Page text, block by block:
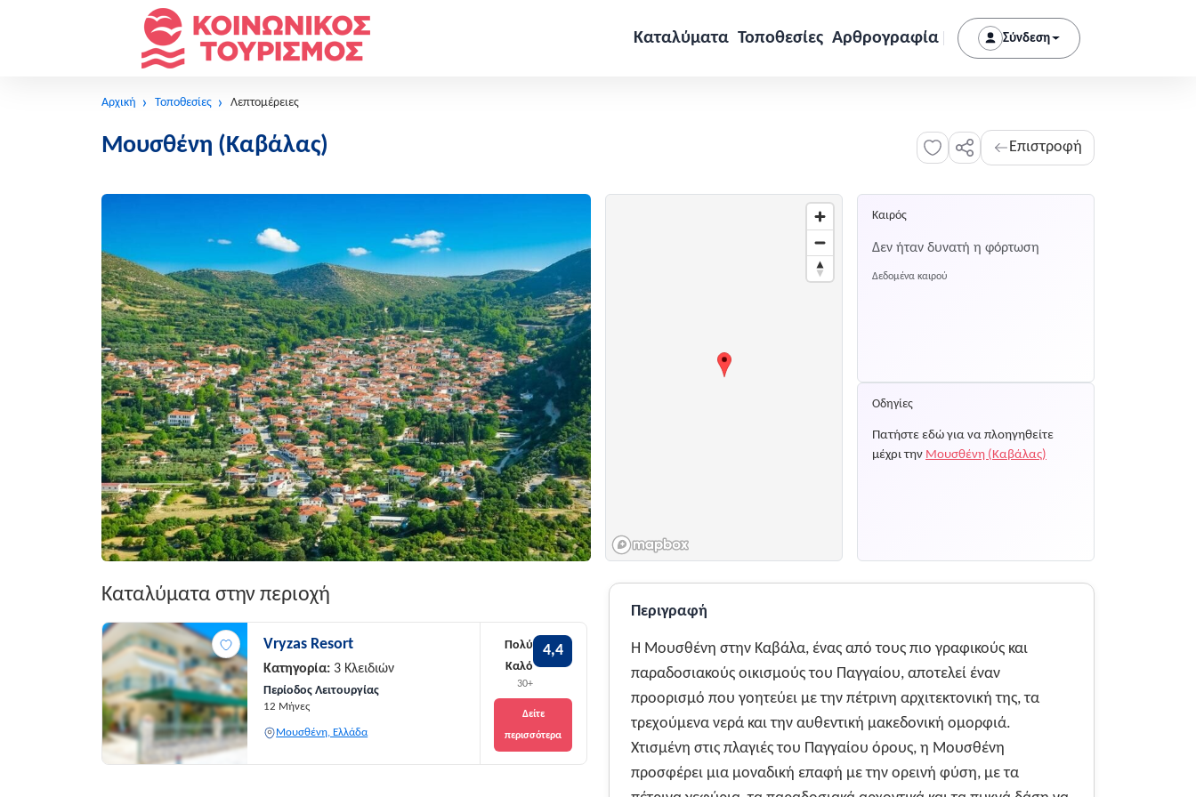
Καταλύματα Τοποθεσίες Αρθρογραφία Σύνδεση
Αρχική Τοποθεσίες Λεπτομέρειες
Μουσθένη (Καβάλας) Επιστροφή
Καιρός
Δεν ήταν δυνατή η φόρτωση
Δεδομένα καιρού
Οδηγίες
Πατήστε εδώ για να πλοηγηθείτε
μέχρι την Μουσθένη (Καβάλας)
Καταλύματα στην περιοχή
Vryzas Resort
Κατηγορία: 3 Κλειδιών
Περίοδος Λειτουργίας
12 Μήνες
Μουσθένη, Ελλάδα
Πολύ
Καλό
30+
4,4
Δείτε
περισσότερα
Περιγραφή
Η Μουσθένη στην Καβάλα, ένας από τους πιο γραφικούς και
παραδοσιακούς οικισμούς του Παγγαίου, αποτελεί έναν
προορισμό που γοητεύει με την πέτρινη αρχιτεκτονική της, τα
τρεχούμενα νερά και την αυθεντική μακεδονική ομορφιά.
Χτισμένη στις πλαγιές του Παγγαίου όρους, η Μουσθένη
προσφέρει μια μοναδική επαφή με την ορεινή φύση, με τα